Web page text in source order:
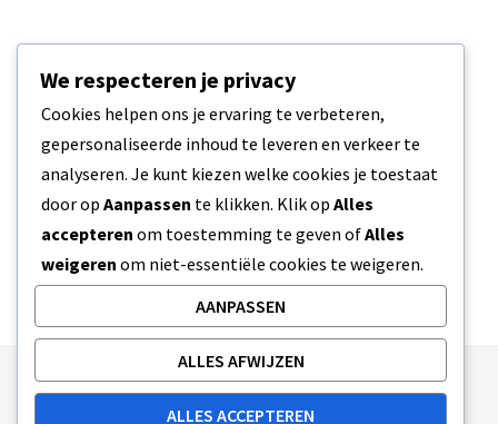
Publishing Principles
Ethics Policy
We respecteren je privacy
Cookies helpen ons je ervaring te verbeteren,
gepersonaliseerde inhoud te leveren en verkeer te
analyseren. Je kunt kiezen welke cookies je toestaat
door op Aanpassen te klikken. Klik op Alles
accepteren om toestemming te geven ofAlles
weigeren om niet-essentiële cookies te weigeren.
AANPASSEN
ALLES AFWIJZEN
ALLES ACCEPTEREN